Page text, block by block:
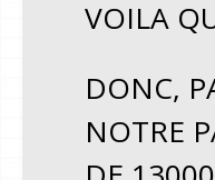
VOILA
DONC,
NOTRE